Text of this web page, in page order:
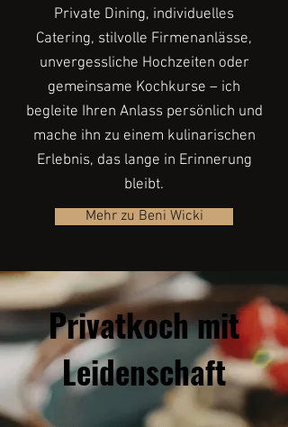
Private Dining, individuelles
Catering, stilvolle Firmenanlässe,
unvergessliche Hochzeiten oder
gemeinsame Kochkurse – ich
begleite Ihren Anlass persönlich und
mache ihn zu einem kulinarischen
Erlebnis, das lange in Erinnerung
bleibt.
Mehr zu Beni Wicki
Privatkoch mit
Leidenschaft